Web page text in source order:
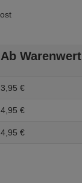
Ab Warenwert
3, 95 €
4, 95 €
4, 95 €